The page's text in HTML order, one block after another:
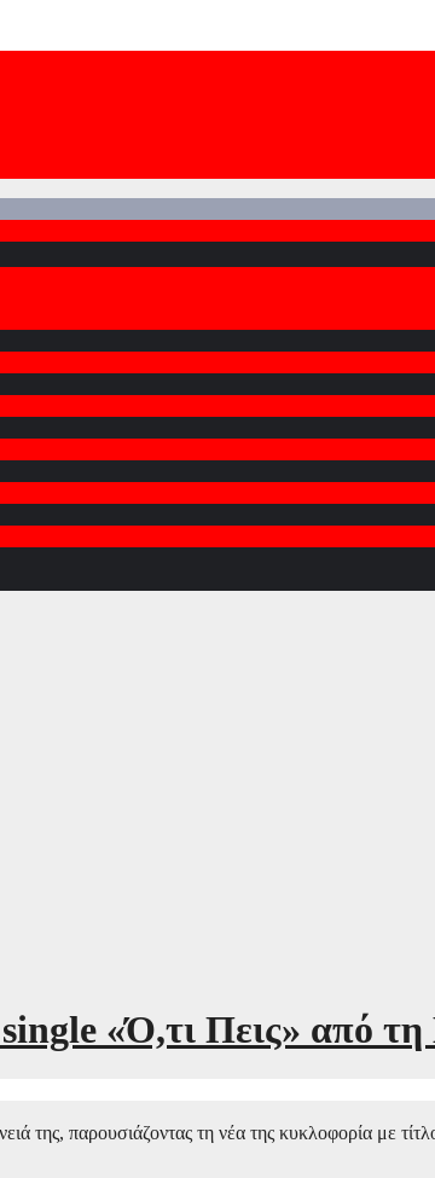
«Ό,τι Πεις» από
της, παρουσιάζοντας τη νέα της κυκλοφορία με